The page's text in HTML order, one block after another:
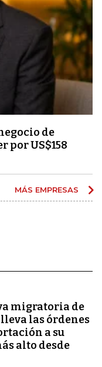
de
por US$158
MÁS EMPRESAS
migratoria de
las órdenes
a su
alto desde